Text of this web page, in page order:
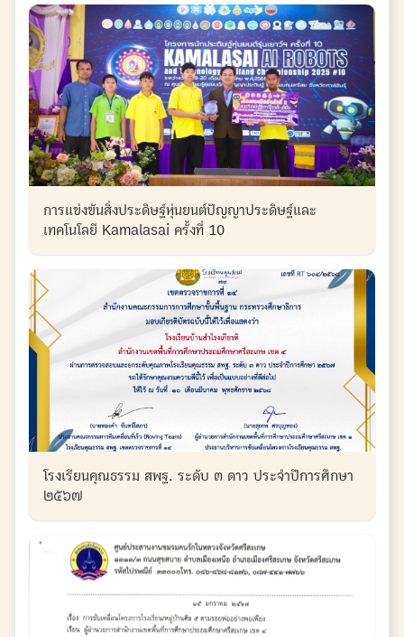
การแข่งขันสิ่งประดิษฐ์หุ่นยนต์ปัญญาประดิษฐ์และ
เทคโนโลยี Kamalasai ครั้งที่ 10
โรงเรียนคุณธรรม สพฐ. ระดับ ๓ ดาว ประจำปีการศึกษา
๒๕๖๗